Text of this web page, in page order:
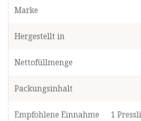
Marke
Hergestellt in
Nettofüllmenge
Packungsinhalt
Empfohlene Einnahme 1